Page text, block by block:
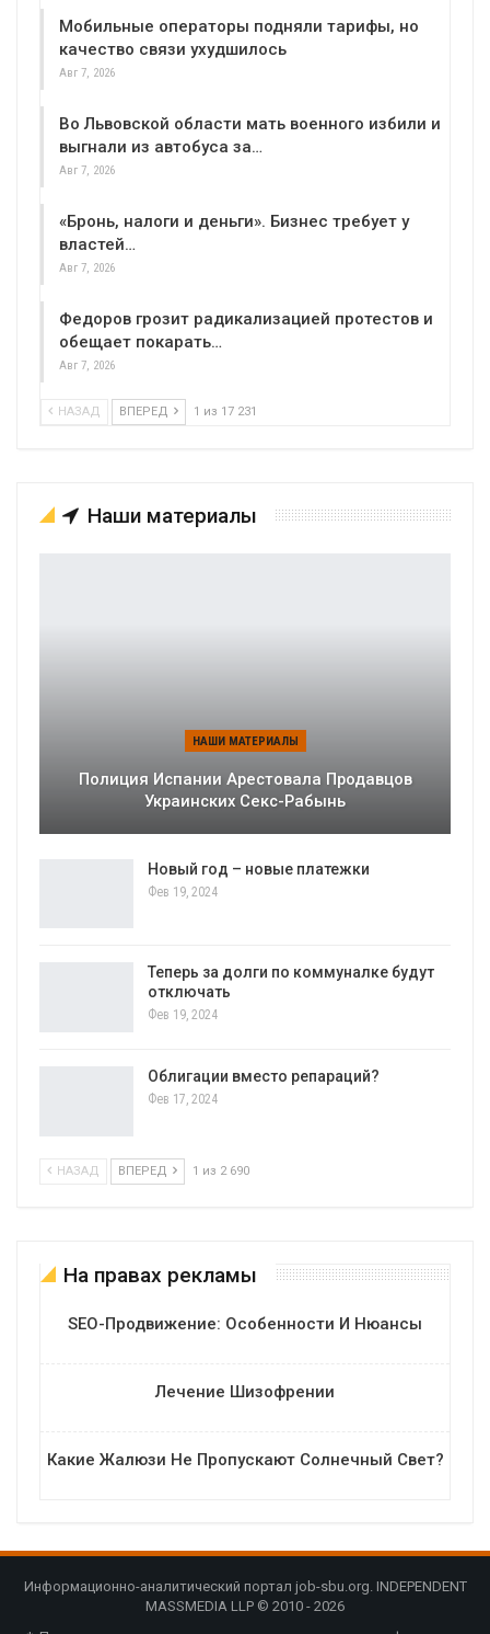
Мобильные операторы подняли тарифы, но
качество связи ухудшилось
Авг 7, 2026
Во Львовской области мать военного избили и
выгнали из автобуса за…
Авг 7, 2026
«Бронь, налоги и деньги». Бизнес требует у
властей…
Авг 7, 2026
Федоров грозит радикализацией протестов и
обещает покарать…
Авг 7, 2026
НАЗАД ВПЕРЕД 1 из 17 231
Наши материалы
НАШИ МАТЕРИАЛЫ
Полиция Испании Арестовала Продавцов
Украинских Секс-Рабынь
Новый год – новые платежки
Фев 19, 2024
Теперь за долги по коммуналке будут
отключать
Фев 19, 2024
Облигации вместо репараций?
Фев 17, 2024
НАЗАД ВПЕРЕД 1 из 2 690
На правах рекламы
SEO-Продвижение: Особенности И Нюансы
Лечение Шизофрении
Какие Жалюзи Не Пропускают Солнечный Свет?
Информационно-аналитический портал job-sbu.org. INDEPENDENT
MASSMEDIA LLP © 2010 - 2026